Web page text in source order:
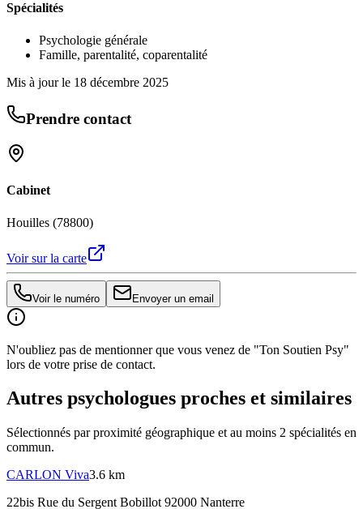
Spécialités
Psychologie générale
Famille, parentalité, coparentalité
Mis à jour le 18 décembre 2025
Prendre contact
Cabinet
Houilles (78800)
Voir sur la carte
Voir le numéro Envoyer un email
N'oubliez pas de mentionner que vous venez de "Ton Soutien Psy"
lors de votre prise de contact.
Autres psychologues proches et similaires
Sélectionnés par proximité géographique et au moins 2 spécialités en
commun.
CARLON Viva3.6 km
22bis Rue du Sergent Bobillot 92000 Nanterre